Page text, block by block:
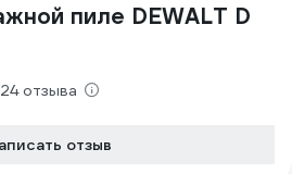
пиле DEWALT D
24 отзыва
отзыв